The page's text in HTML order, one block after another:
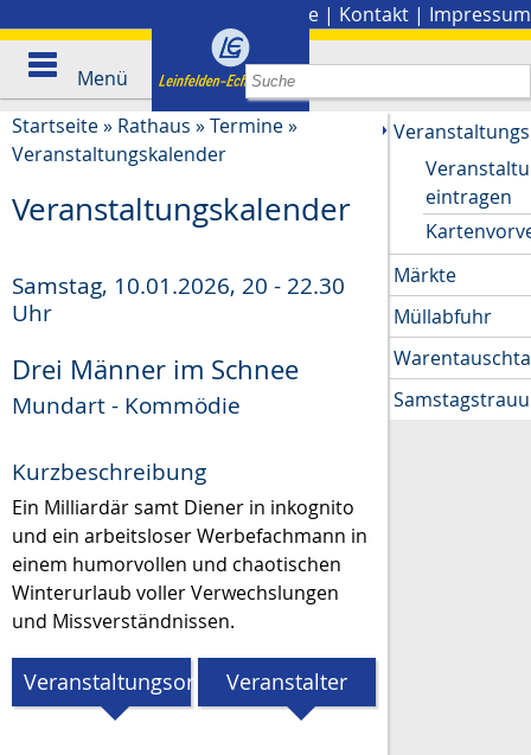
Presse | Kontakt | Impressum
Menü
Startseite» Rathaus »Termine»
Veranstaltungskalender
Veranstaltungskalender
Samstag, 10.01.2026, 20 - 22.30
Uhr
Drei Männer im Schnee
Mundart - Kommödie
Kurzbeschreibung
Ein Milliardär samt Diener in inkognito
und ein arbeitsloser Werbefachmann in
einem humorvollen und chaotischen
Winterurlaub voller Verwechslungen
und Missverständnissen.
Veranstaltungsort Veranstalter
eintragen
Märkte
Müllabfuhr